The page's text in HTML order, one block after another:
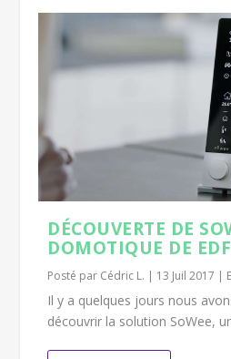
DÉCOUVERTE DE
DOMOTIQUE DE EDF
Posté par Cédric L. | 13 Juil 2017 |
Il y a quelques jours nous
découvrir la solution SoWee,